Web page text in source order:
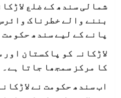
شمالی سندھ کے ضلع
بننے والے خطرناک
پانے کے لیے سندھ
لاڑکانہ کو پاکستان
کا مرکز سمجھا جاتا ہے۔
اب سندھ حکومت نے